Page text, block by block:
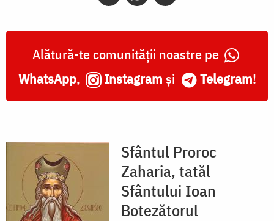
Alătură-te comunității noastre pe
WhatsApp, Instagram și Telegram!
Sfântul Proroc
Zaharia, tatăl
Sfântului Ioan
Botezătorul